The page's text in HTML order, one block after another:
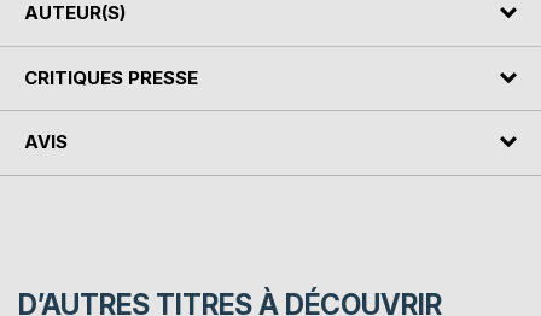
AUTEUR(S)
CRITIQUES PRESSE
AVIS
D’AUTRES TITRES À DÉCOUVRIR